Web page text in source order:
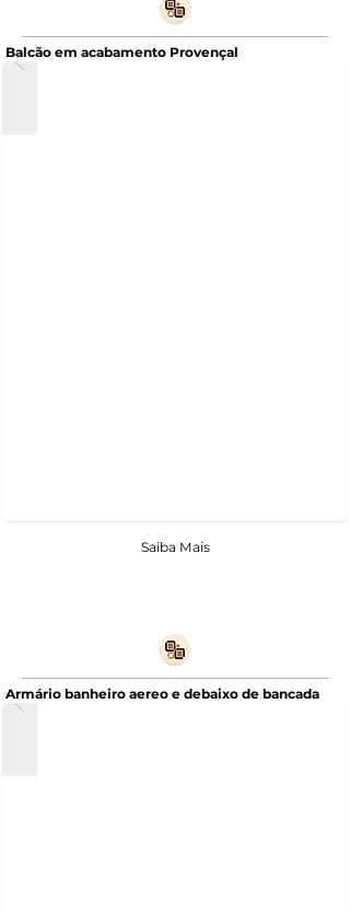
Balcão em acabamento Provençal
Saiba Mais
Armário banheiro aereo e debaixo de bancada